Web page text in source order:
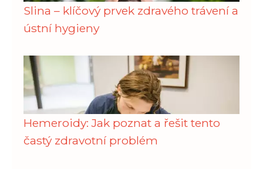
Slina – klíčový prvek zdravého trávení a
ústní hygieny
Hemeroidy: Jak poznat a řešit tento
častý zdravotní problém